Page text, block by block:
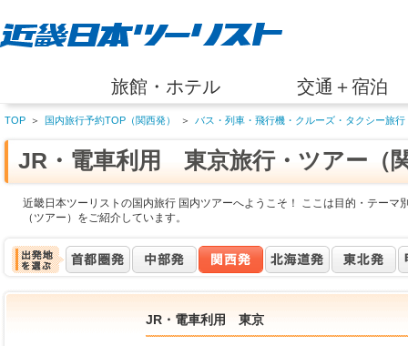
旅館・ホテル 交通＋宿泊
TOP ＞ 国内旅行予約TOP（関西発） ＞ バス・列車・飛行機・クルーズ・タクシー旅行
JR・電車利用 東京旅行・ツアー（
近畿日本ツーリストの国内旅行 国内ツアーへようこそ！ ここは目的・テー
（ツアー）をご紹介しています。
JR・電車利用 東京